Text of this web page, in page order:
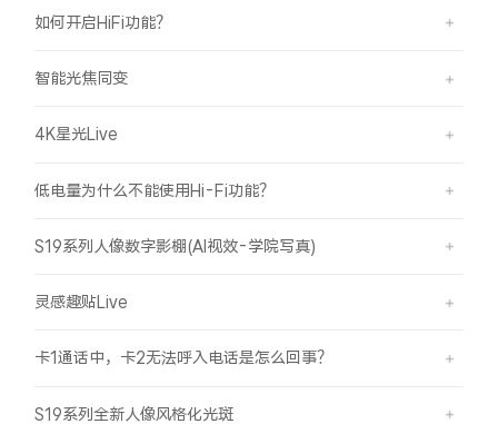
如何开启HiFi功能？
智能光焦同变
4K星光Live
低电量为什么不能使用Hi-Fi功能？
S19系列人像数字影棚(AI视效-学院写真)
灵感趣贴Live
卡1通话中，卡2无法呼入电话是怎么回事？
S19系列全新人像风格化光斑